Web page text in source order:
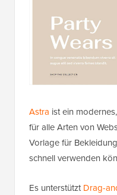
Astra ist ein
für alle Arten von
Vorlage für
schnell verwenden
Es unterstütztDrag-